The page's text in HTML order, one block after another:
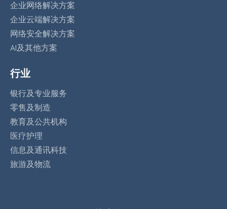
企业网络解决方案
企业云端解决方案
网络安全解决方案
AI及其他方案
行业
银行及专业服务
零售及制造
教育及公共机构
医疗护理
信息及通讯科技
旅游及物流